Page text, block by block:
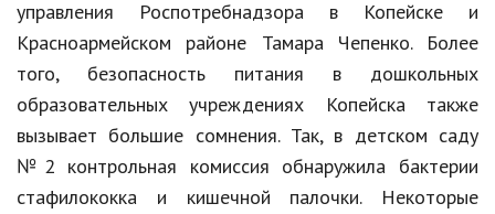
Праздники и подарки
Кинематограф
Домашние животные
Семья и дети
Путешествия
управления Роспотребнадзора в Копейске и
Красноармейском районе Тамара Чепенко. Более
того, безопасность питания в дошкольных
образовательных учреждениях Копейска также
вызывает большие сомнения. Так, в детском саду
№2 контрольная комиссия обнаружила бактерии
стафилококка и кишечной палочки. Некоторые